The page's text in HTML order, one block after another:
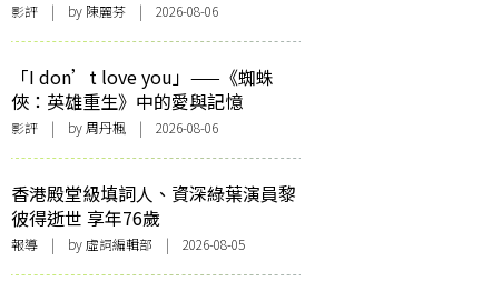
影評 | by 陳麗芬 | 2026-08-06
「I don’t love you」——《蜘蛛
俠：英雄重生》中的愛與記憶
影評 | by 周丹楓 | 2026-08-06
香港殿堂級填詞人、資深綠葉演員黎
彼得逝世 享年76歲
報導 | by 虛詞編輯部 | 2026-08-05